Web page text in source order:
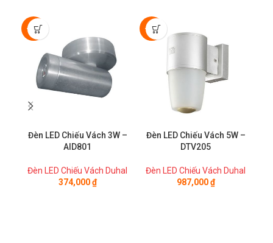
-50%
Đèn LED Chiếu Vách 3W –
AID801
Đèn LED Chiếu Vách Duhal
374,000₫
-50%
Đèn LED Chiếu Vách 5W –
DTV205
Đèn LED Chiếu Vách Duhal
987,000₫